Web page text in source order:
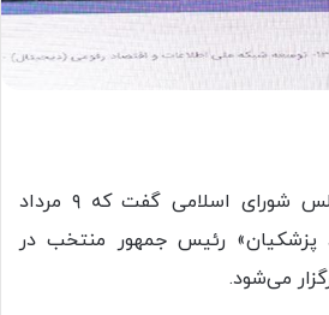
عضو هیات رئیسه مجلس شورای اسلامی گفت که ۹ مرداد
پزشکیان» رئیس جمهور منتخب در
می‌شود.